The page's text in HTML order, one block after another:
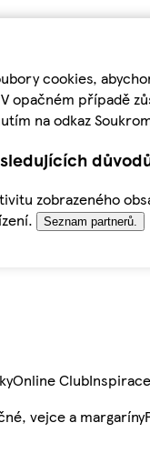
cookies,
opačném případě
na odkaz
zobrazeného
Seznam partnerů.
Online ClubInspirace
vejce a margaríny